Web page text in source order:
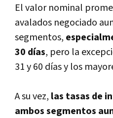
El valor nominal
avalados negociado
segmentos,
30 dí­as, pero la
31 y 60 dí­as y los
A su vez, las tasas de
ambos segmentos